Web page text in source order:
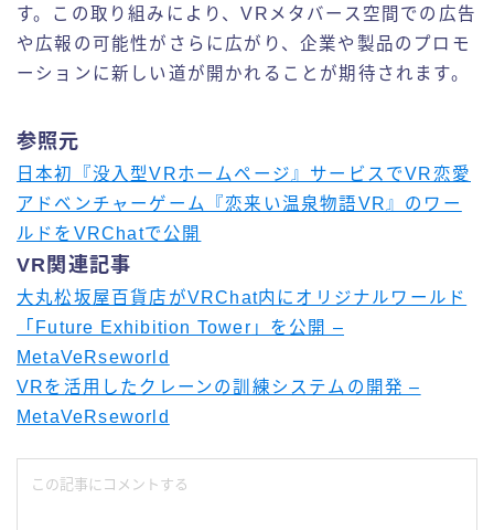
す。この取り組みにより、VRメタバース空間での広告
や広報の可能性がさらに広がり、企業や製品のプロモ
ーションに新しい道が開かれることが期待されます。
参照元
日本初『没入型VRホームページ』サービスでVR恋愛
アドベンチャーゲーム『恋来い温泉物語VR』のワー
ルドをVRChatで公開
VR関連記事
大丸松坂屋百貨店がVRChat内にオリジナルワールド
「Future Exhibition Tower」を公開 –
MetaVeRseworld
VRを活用したクレーンの訓練システムの開発 –
MetaVeRseworld